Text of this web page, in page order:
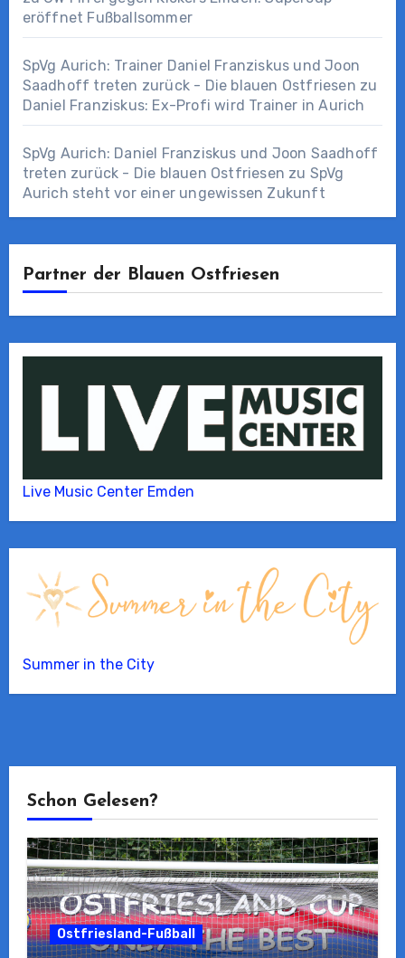
eröffnet Fußballsommer
SpVg Aurich: Trainer Daniel Franziskus und Joon
Saadhoff treten zurück - Die blauen Ostfriesen zu
Daniel Franziskus: Ex-Profi wird Trainer in Aurich
SpVg Aurich: Daniel Franziskus und Joon Saadhoff
treten zurück - Die blauen Ostfriesen zu SpVg
Aurich steht vor einer ungewissen Zukunft
Partner der Blauen Ostfriesen
Live Music Center Emden
Summer in the City
Schon Gelesen?
Ostfriesland-Fußball